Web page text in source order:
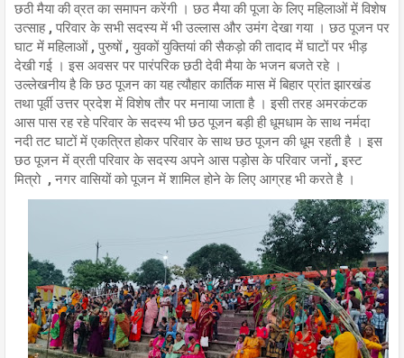
छठी मैया की व्रत का समापन करेंगी । छठ मैया की पूजा के लिए महिलाओं में विशेष
उत्साह , परिवार के सभी सदस्य में भी उल्लास और उमंग देखा गया । छठ पूजन पर
घाट में महिलाओं , पुरुषों , युवकों युक्तियां की सैकड़ो की तादाद में घाटों पर भीड़
देखी गई । इस अवसर पर पारंपरिक छठी देवी मैया के भजन बजते रहे ।
उल्लेखनीय है कि छठ पूजन का यह त्यौहार कार्तिक मास में बिहार प्रांत झारखंड
तथा पूर्वी उत्तर प्रदेश में विशेष तौर पर मनाया जाता है । इसी तरह अमरकंटक
आस पास रह रहे परिवार के सदस्य भी छठ पूजन बड़ी ही धूमधाम के साथ नर्मदा
नदी तट घाटों में एकत्रित होकर परिवार के साथ छठ पूजन की धूम रहती है । इस
छठ पूजन में व्रती परिवार के सदस्य अपने आस पड़ोस के परिवार जनों , इस्ट
मित्रो , नगर वासियों को पूजन में शामिल होने के लिए आग्रह भी करते है ।